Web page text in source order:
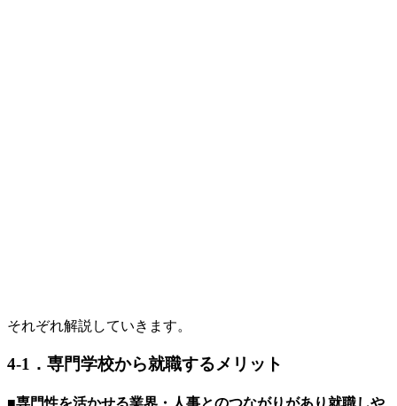
それぞれ解説していきます。
4-1．専門学校から就職するメリット